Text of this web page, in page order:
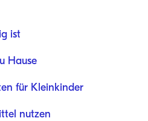
ist
Hause
für Kleinkinder
nutzen